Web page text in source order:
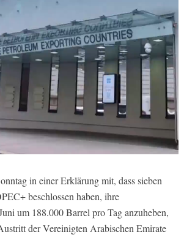
in einer Erklärung mit, dass sieben
beschlossen haben, ihre
um 188.000 Barrel pro Tag anzuheben,
der Vereinigten Arabischen Emirate